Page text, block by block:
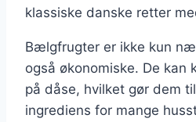
klassiske danske retter
Bælgfrugter er ikke kun
også økonomiske. De kan
på dåse, hvilket gør dem
ingrediens for mange